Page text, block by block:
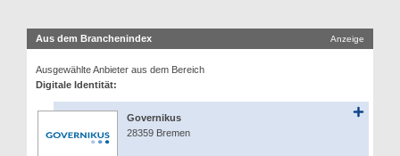
Aus dem Branchenindex Anzeige
Ausgewählte Anbieter aus dem Bereich
Digitale Identität:
Governikus
28359 Bremen